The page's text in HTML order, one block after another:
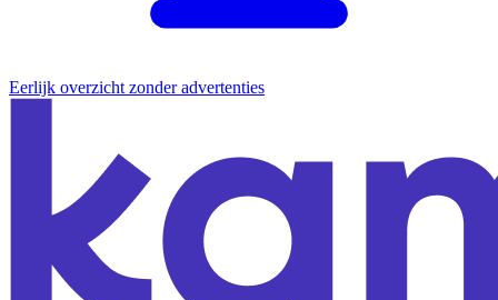
Eerlijk overzicht zonder advertenties